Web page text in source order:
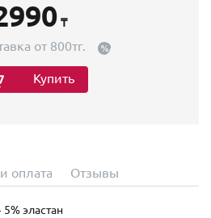
₸
от 800тг.
Купить
оплата Отзывы
эластан